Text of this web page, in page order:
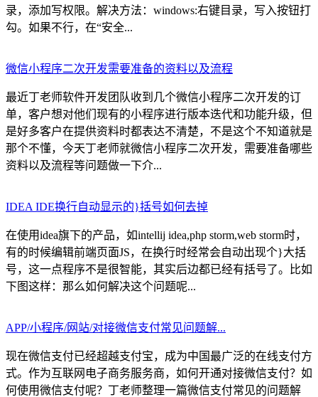
录，添加写权限。解决方法：windows:右键目录，写入按钮打
勾。如果不行，在“安全...
微信小程序二次开发需要准备的资料以及流程
最近丁老师软件开发团队收到几个微信小程序二次开发的订
单，客户想对他们现有的小程序进行版本迭代和功能升级，但
是好多客户在提供资料时都表达不清楚，不是这个不知道就是
那个不懂，今天丁老师就微信小程序二次开发，需要准备哪些
资料以及流程等问题做一下介...
IDEA IDE换行自动显示的}括号如何去掉
在使用idea旗下的产品，如intellij idea,php storm,web storm时，
有的时候编辑前端页面JS，在换行时经常会自动出现个}大括
号，这一点程序不是很智能，其实后边都已经有括号了。比如
下图这样：那么如何解决这个问题呢...
APP/小程序/网站/对接微信支付常见问题解...
现在微信支付已经超越支付宝，成为中国最广泛的在线支付方
式。作为互联网电子商务服务商，如何开通对接微信支付？如
何使用微信支付呢？丁老师整理一篇微信支付常见的问题解